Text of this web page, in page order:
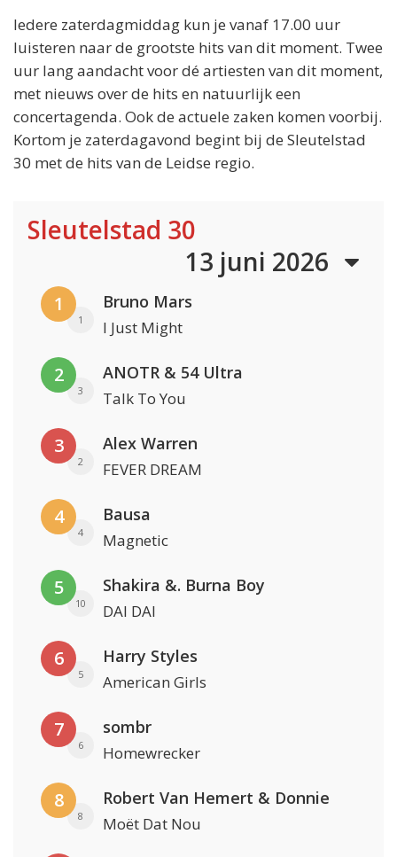
Iedere zaterdagmiddag kun je vanaf 17.00 uur
luisteren naar de grootste hits van dit moment. Twee
uur lang aandacht voor dé artiesten van dit moment,
met nieuws over de hits en natuurlijk een
concertagenda. Ook de actuele zaken komen voorbij.
Kortom je zaterdagavond begint bij de Sleutelstad
30 met de hits van de Leidse regio.
Sleutelstad 30
13 juni 2026
1
1
Bruno Mars
I Just Might
2
3
ANOTR & 54 Ultra
Talk To You
3
2
Alex Warren
FEVER DREAM
4
4
Bausa
Magnetic
5
10
Shakira &. Burna Boy
DAI DAI
6
5
Harry Styles
American Girls
7
6
sombr
Homewrecker
8
8
Robert Van Hemert & Donnie
Moët Dat Nou